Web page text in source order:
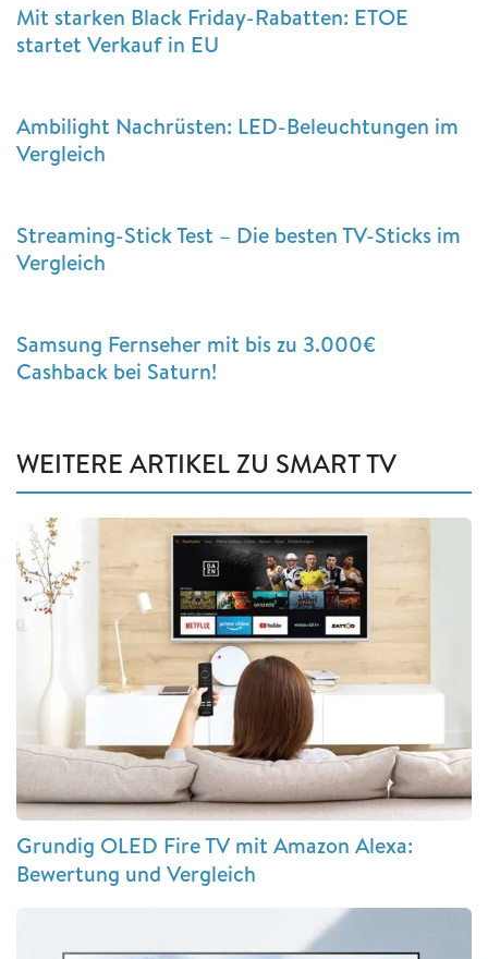
Mit starken Black Friday-Rabatten: ETOE
startet Verkauf in EU
Ambilight Nachrüsten: LED-Beleuchtungen im
Vergleich
Streaming-Stick Test – Die besten TV-Sticks im
Vergleich
Samsung Fernseher mit bis zu 3.000€
Cashback bei Saturn!
WEITERE ARTIKEL ZU SMART TV
Grundig OLED Fire TV mit Amazon Alexa:
Bewertung und Vergleich